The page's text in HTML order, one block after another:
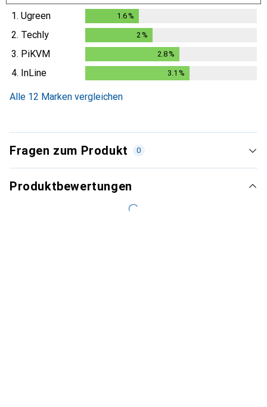
1. Ugreen 1.6 %
2. Techly 2 %
3. PiKVM 2.8%
4. InLine 3.1 %
Alle 12 Marken vergleichen
Fragen zum Produkt 0
Produktbewertungen